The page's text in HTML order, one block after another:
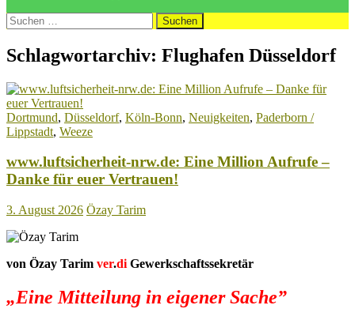
Suchen
nach:
Schlagwortarchiv: Flughafen Düsseldorf
Dortmund, Düsseldorf, Köln-Bonn, Neuigkeiten, Paderborn /
Lippstadt, Weeze
www.luftsicherheit-nrw.de: Eine Million Aufrufe –
Danke für euer Vertrauen!
3. August 2026 Özay Tarim
von Özay Tarim ver.di Gewerkschaftssekretär
„Eine Mitteilung in eigener Sache”